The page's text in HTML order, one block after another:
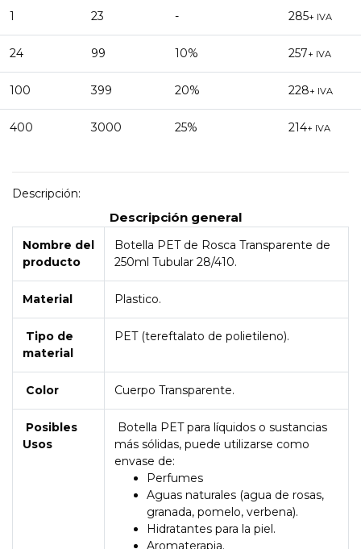
1 23 - 285+ IVA
24 99 10% 257+ IVA
100 399 20% 228+ IVA
400 3000 25% 214+ IVA
Descripción:
Descripción general
Nombre del
producto
Botella PET de Rosca Transparente de
250ml Tubular 28/410.
Material Plastico.
Tipo de
material
PET (tereftalato de polietileno).
Color Cuerpo Transparente.
Posibles
Usos
Botella PET para líquidos o sustancias
más sólidas, puede utilizarse como
envase de:
Perfumes
Aguas naturales (agua de rosas,
granada, pomelo, verbena).
Hidratantes para la piel.
Aromaterapia.